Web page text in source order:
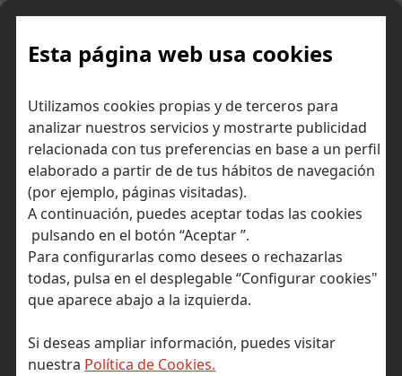
Esta página web usa cookies
Utilizamos cookies propias y de terceros para
analizar nuestros servicios y mostrarte publicidad
relacionada con tus preferencias en base a un perfil
elaborado a partir de de tus hábitos de navegación
(por ejemplo, páginas visitadas).
A continuación, puedes aceptar todas las cookies
pulsando en el botón “Aceptar ”.
Para configurarlas como desees o rechazarlas
todas, pulsa en el desplegable “Configurar cookies"
que aparece abajo a la izquierda.
Si deseas ampliar información, puedes visitar
nuestra Política de Cookies.
Skip
Inicio Consejos para invertir Ideas de inversión
Telefónica pierde 411 millones en el 1T por el impacto contable
de sus desinversiones